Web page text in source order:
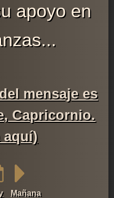
apoyo en
mensaje es
Capricornio.
aquí)
Mañana